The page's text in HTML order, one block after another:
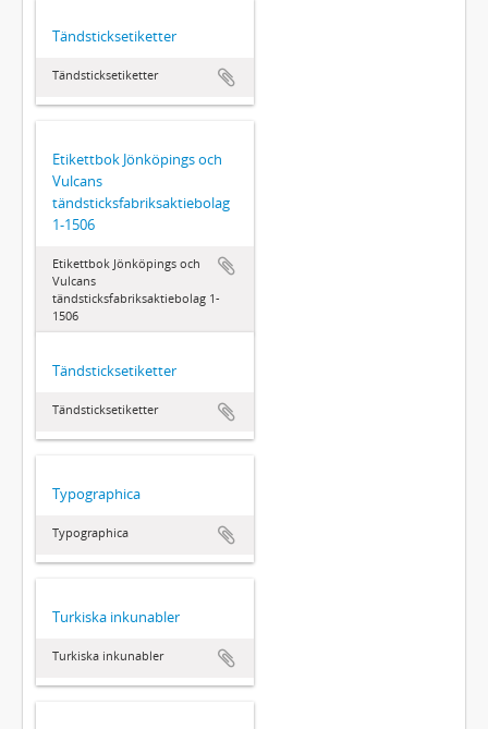
Tändsticksetiketter
Tändsticksetiketter
Etikettbok Jönköpings och
Vulcans
tändsticksfabriksaktiebolag
1-1506
Etikettbok Jönköpings och
Vulcans
tändsticksfabriksaktiebolag 1-
1506
Tändsticksetiketter
Tändsticksetiketter
Typographica
Typographica
Turkiska inkunabler
Turkiska inkunabler